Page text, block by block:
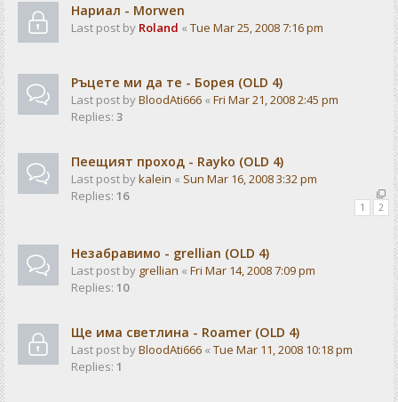
Нариал - Morwen
Last post by Roland « Tue Mar 25, 2008 7:16 pm
Ръцете ми да те - Борея (OLD 4)
Last post byBloodAti666 « Fri Mar 21, 2008 2:45 pm
Replies: 3
Пеещият проход - Rayko (OLD 4)
Last post bykalein « Sun Mar 16, 2008 3:32 pm
Replies: 16
1 2
Незабравимо - grellian (OLD 4)
Last post by grellian « Fri Mar 14, 2008 7:09 pm
Replies: 10
Ще има светлина - Rоаmer (OLD 4)
Last post byBloodAti666 « Tue Mar 11, 2008 10:18 pm
Replies: 1